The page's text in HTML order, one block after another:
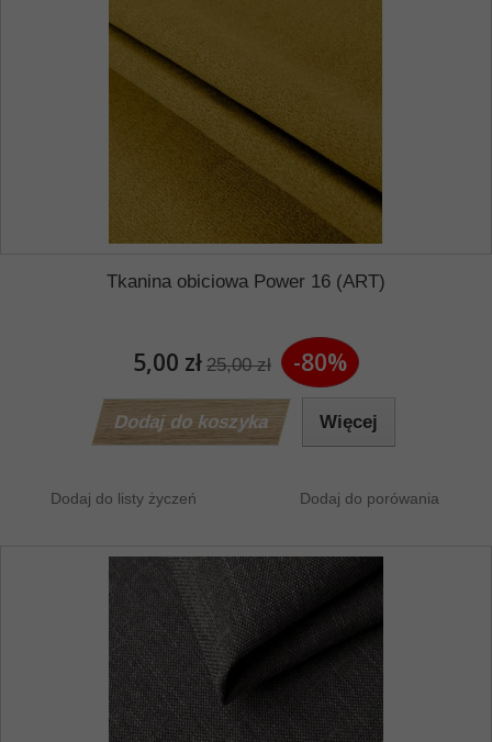
Tkanina obiciowa Power 16 (ART)
5,00 zł 25,00 zł -80%
Dodaj do koszyka Więcej
Dodaj do listy życzeń Dodaj do porówania